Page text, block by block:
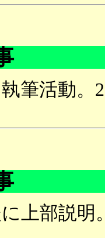
務める木
ーは、生
てると言
ベのこ
抜いてい
反省だと
レアに
まけるチ
筆活動。
上部説明